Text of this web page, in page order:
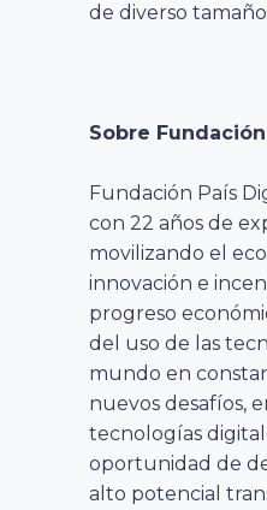
de diverso
Sobre
Fundación País
con 22 años de
movilizando el
innovación e
progreso
del uso de las
mundo en
nuevos desafíos,
tecnologías
oportunidad de
alto potencial